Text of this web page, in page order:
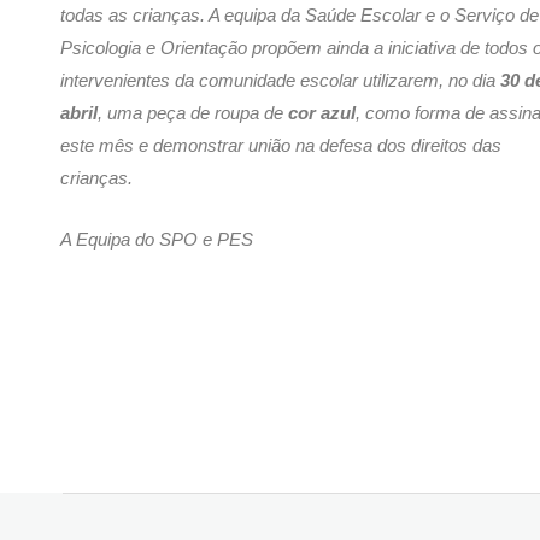
todas as crianças. A equipa da Saúde Escolar e o Serviço de
Psicologia e Orientação propõem ainda a iniciativa de todos
intervenientes da comunidade escolar utilizarem, no dia 30
abril, uma peça de roupa de cor azul, como forma de
este mês e demonstrar união na defesa dos direitos das
crianças.
A Equipa do SPO e PES